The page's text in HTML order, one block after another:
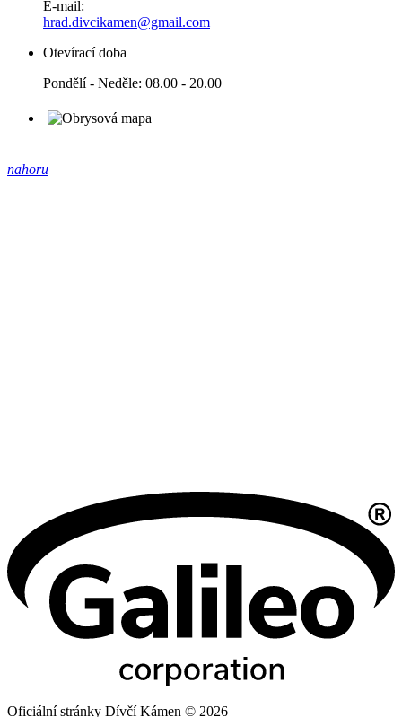
E-mail:
hrad.divcikamen@gmail.com
Otevírací doba
Pondělí - Neděle: 08.00 - 20.00
nahoru
Oficiální stránky Dívčí Kámen © 2026